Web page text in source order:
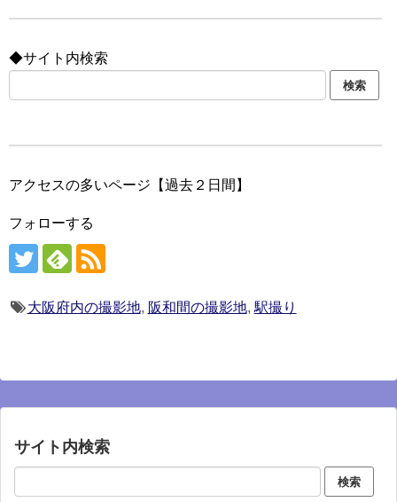
◆サイト内検索
アクセスの多いページ【過去２日間】
フォローする
大阪府内の撮影地, 阪和間の撮影地, 駅撮り
サイト内検索